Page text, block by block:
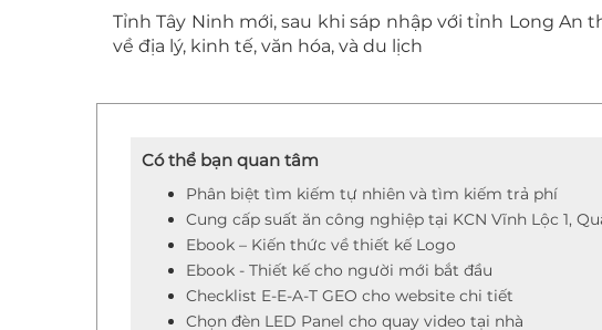
Tỉnh Tây Ninh mới, sau khi sáp nhập với tỉnh Long An
về địa lý, kinh tế, văn hóa, và du lịch
Có thể bạn quan tâm
Phân biệt tìm kiếm tự nhiên và tìm kiếm trả phí
Cung cấp suất ăn công nghiệp tại KCN Vĩnh Lộc 1,
Ebook – Kiến thức về thiết kế Logo
Ebook - Thiết kế cho người mới bắt đầu
Checklist E-E-A-T GEO cho website chi tiết
Chọn đèn LED Panel cho quay video tại nhà